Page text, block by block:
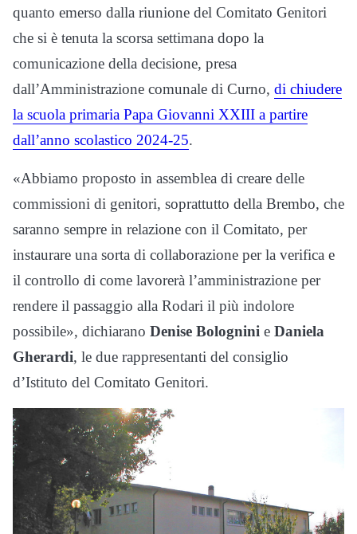
quanto emerso dalla riunione del Comitato Genitori
che si è tenuta la scorsa settimana dopo la
comunicazione della decisione, presa
dall’Amministrazione comunale di Curno, di chiudere
la scuola primaria Papa Giovanni XXIII a partire
dall’anno scolastico 2024-25.
«Abbiamo proposto in assemblea di creare delle
commissioni di genitori, soprattutto della Brembo, che
saranno sempre in relazione con il Comitato, per
instaurare una sorta di collaborazione per la verifica e
il controllo di come lavorerà l’amministrazione per
rendere il passaggio alla Rodari il più indolore
possibile», dichiarano Denise Bolognini e Daniela
Gherardi, le due rappresentanti del consiglio
d’Istituto del Comitato Genitori.